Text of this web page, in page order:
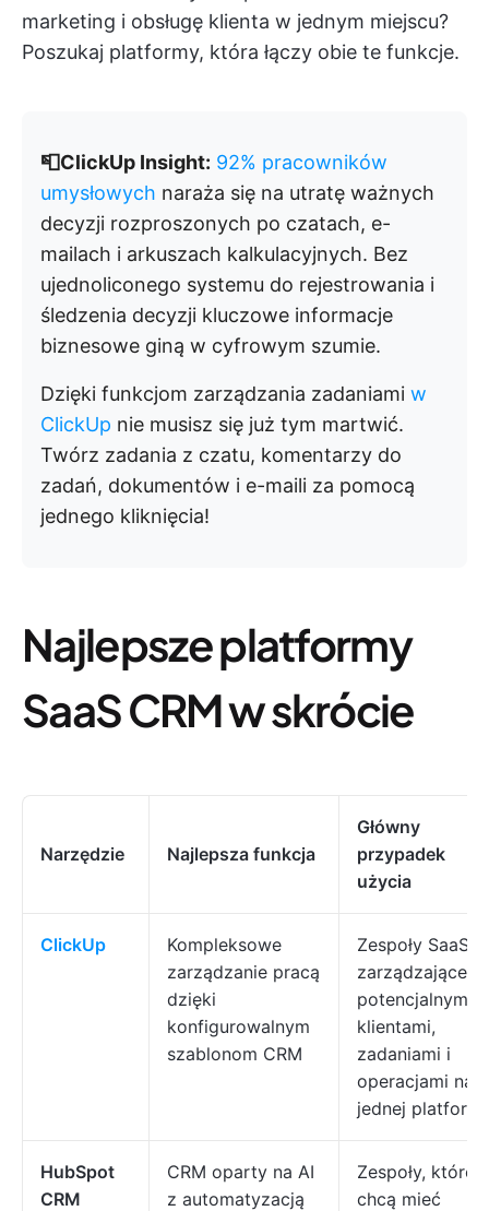
marketing i obsługę klienta w jednym miejscu?
Poszukaj platformy, która łączy obie te funkcje.
📮ClickUp Insight: 92% pracowników
umysłowych naraża się na utratę ważnych
decyzji rozproszonych po czatach, e-
mailach i arkuszach kalkulacyjnych. Bez
ujednoliconego systemu do rejestrowania i
śledzenia decyzji kluczowe informacje
biznesowe giną w cyfrowym szumie.
Dzięki funkcjom zarządzania zadaniami w
ClickUp nie musisz się już tym martwić.
Twórz zadania z czatu, komentarzy do
zadań, dokumentów i e-maili za pomocą
jednego kliknięcia!
Najlepsze platformy
SaaS CRM w skrócie
Narzędzie Najlepsza funkcja
Główny
przypadek
użycia
ClickUp
Kompleksowe
zarządzanie pracą
dzięki
konfigurowalnym
szablonom CRM
Zespoły SaaS
zarządzające
potencjalnymi
klientami,
zadaniami i
operacjami na
jednej
HubSpot
CRM
CRM oparty na AI
z automatyzacją
Zespoły, które
chcą mieć